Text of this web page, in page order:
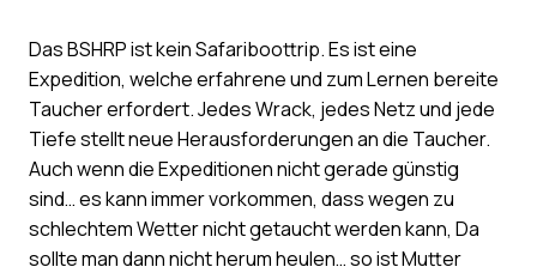
Das BSHRP ist kein Safariboottrip. Es ist eine
Expedition, welche erfahrene und zum Lernen bereite
Taucher erfordert. Jedes Wrack, jedes Netz und jede
Tiefe stellt neue Herausforderungen an die Taucher.
Auch wenn die Expeditionen nicht gerade günstig
sind… es kann immer vorkommen, dass wegen zu
schlechtem Wetter nicht getaucht werden kann, Da
sollte man dann nicht herum heulen… so ist Mutter